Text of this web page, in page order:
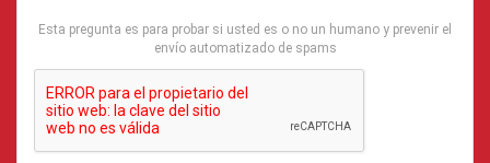
Esta pregunta es para probar si usted es o no un humano y prevenir el
envío automatizado de spams